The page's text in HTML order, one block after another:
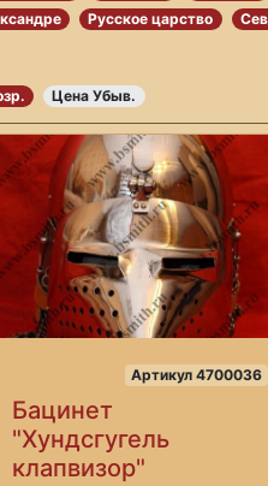
Русское царство
Цена Убыв.
Артикул 4700036
Бацинет
"Хундсгугель
клапвизор"